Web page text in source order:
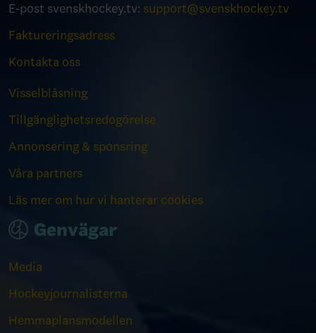
E-post svenskhockey.tv: support@svenskhockey.tv
Faktureringsadress
Kontakta oss
Visselblåsning
Tillgänglighetsredogörelse
Annonsering & sponsring
Våra partners
Läs mer om hur vi hanterar cookies
Genvägar
Media
Hockeyjournalisterna
Hemmaplansmodellen